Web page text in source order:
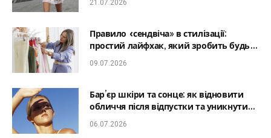
21.07.2026
Правило «сендвіча» в стилізації:
простий лайфхак, який зробить будь-
який образ гармонійним
09.07.2026
Бар’єр шкіри та сонце: як відновити
обличчя після відпустки та уникнути
фотостаріння
06.07.2026